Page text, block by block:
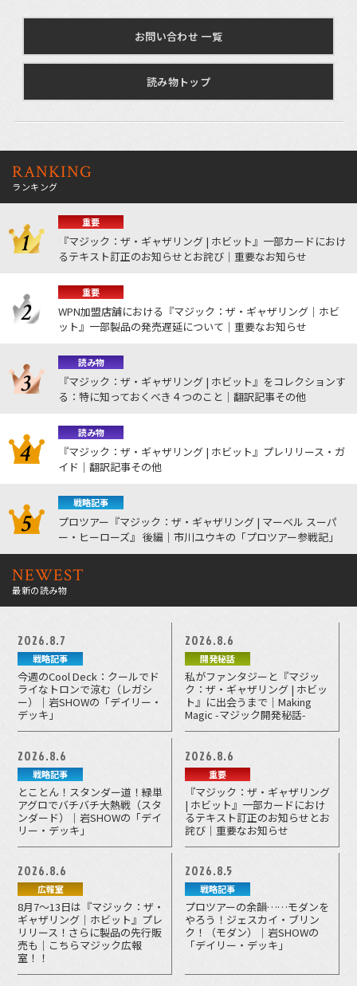
お問い合わせ 一覧
読み物トップ
RANKING
ランキング
重要
『マジック：ザ・ギャザリング | ホビット』一部カードにおけ
るテキスト訂正のお知らせとお詫び｜重要なお知らせ
重要
WPN加盟店舗における『マジック：ザ・ギャザリング｜ホビ
ット』一部製品の発売遅延について｜重要なお知らせ
読み物
『マジック：ザ・ギャザリング | ホビット』をコレクションす
る：特に知っておくべき４つのこと｜翻訳記事その他
読み物
『マジック：ザ・ギャザリング | ホビット』プレリリース・ガ
イド｜翻訳記事その他
戦略記事
プロツアー『マジック：ザ・ギャザリング | マーベル スーパ
ー・ヒーローズ』 後編｜市川ユウキの「プロツアー参戦記」
NEWEST
最新の読み物
2026.8.7
戦略記事
今週のCool Deck：クールでド
ライなトロンで涼む（レガシ
ー）｜岩SHOWの「デイリー・
デッキ」
2026.8.6
開発秘話
私がファンタジーと『マジッ
ク：ザ・ギャザリング | ホビッ
ト』に出会うまで｜Making
Magic -マジック開発秘話-
2026.8.6
戦略記事
とことん！スタンダー道！緑単
アグロでバチバチ大熱戦（スタ
ンダード）｜岩SHOWの「デイ
リー・デッキ」
2026.8.6
重要
『マジック：ザ・ギャザリング
| ホビット』一部カードにおけ
るテキスト訂正のお知らせとお
詫び｜重要なお知らせ
2026.8.6
広報室
8月7～13日は『マジック：ザ・
ギャザリング｜ホビット』プレ
リリース！さらに製品の先行販
売も｜こちらマジック広報
室！！
2026.8.5
戦略記事
プロツアーの余韻……モダンを
やろう！ジェスカイ・ブリン
ク！（モダン）｜岩SHOWの
「デイリー・デッキ」